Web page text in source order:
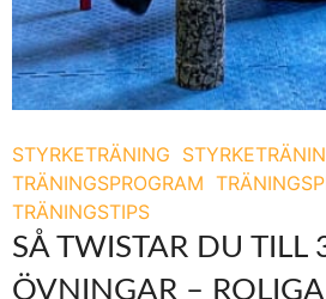
STYRKETRÄNING
TRÄNINGSPROGRAM
TRÄNINGSTIPS
SÅ TWISTAR DU TILL
ÖVNINGAR –